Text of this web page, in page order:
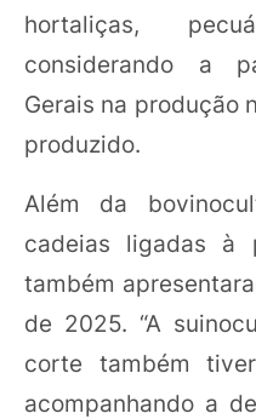
hortaliças,
considerando a
Gerais na produção
produzido.
Além da
cadeias ligadas à
também
de 2025. “A
corte também
acompanhando a